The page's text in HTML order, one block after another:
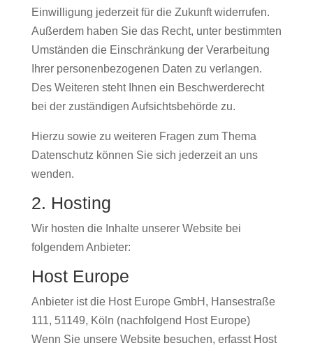
Einwilligung jederzeit für die Zukunft widerrufen.
Außerdem haben Sie das Recht, unter bestimmten
Umständen die Einschränkung der Verarbeitung
Ihrer personenbezogenen Daten zu verlangen.
Des Weiteren steht Ihnen ein Beschwerderecht
bei der zuständigen Aufsichtsbehörde zu.
Hierzu sowie zu weiteren Fragen zum Thema
Datenschutz können Sie sich jederzeit an uns
wenden.
2. Hosting
Wir hosten die Inhalte unserer Website bei
folgendem Anbieter:
Host Europe
Anbieter ist die Host Europe GmbH, Hansestraße
111, 51149, Köln (nachfolgend Host Europe)
Wenn Sie unsere Website besuchen, erfasst Host